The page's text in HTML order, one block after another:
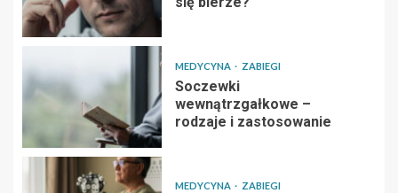
MEDYCYNA ZABIEGI
Soczewki
wewnątrzgałkowe –
rodzaje i zastosowanie
MEDYCYNA ZABIEGI